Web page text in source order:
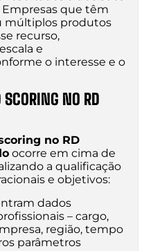
Empresas que têm
múltiplos produtos
recurso,
e
o interesse e o
NO RD
no RD
ocorre em cima de
a qualificação
e objetivos:
dados
– cargo,
região, tempo
parâmetros